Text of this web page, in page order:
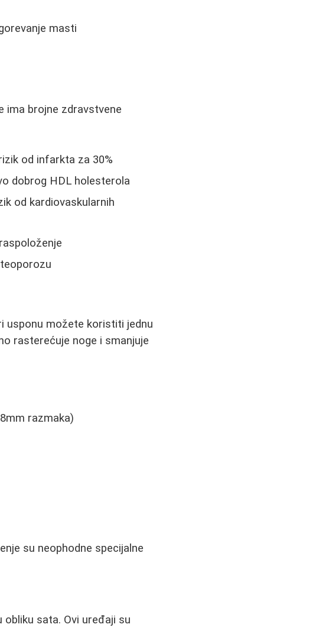
masti
ima brojne zdravstvene
od infarkta za 30%
dobrog HDL holesterola
od kardiovaskularnih
usponu možete koristiti jednu
rasterećuje noge i smanjuje
razmaka)
su neophodne specijalne
sata. Ovi uređaji su